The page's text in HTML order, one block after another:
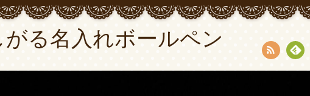
る名入れボールペン
RSS Fee